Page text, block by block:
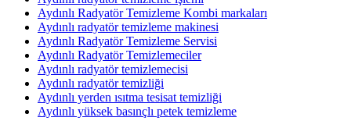
Aydınlı Radyatör Temizleme Kombi markaları
Aydınlı radyatör temizleme makinesi
Aydınlı Radyatör Temizleme Servisi
Aydınlı Radyatör Temizlemeciler
Aydınlı radyatör temizlemecisi
Aydınlı radyatör temizliği
Aydınlı yerden ısıtma tesisat temizliği
Aydınlı yüksek basınçlı petek temizleme